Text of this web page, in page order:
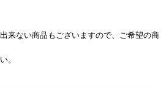
来ない商品もございますので、ご希望の商
。